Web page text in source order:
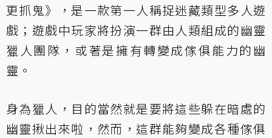
更抓鬼》，是一款第一人稱捉迷藏類型多人遊
戲；遊戲中玩家將扮演一群由人類組成的幽靈
獵人團隊，或著是擁有轉變成傢俱能力的幽
靈。
身為獵人，目的當然就是要將這些躲在暗處的
幽靈揪出來啦，然而，這群能夠變成各種傢俱